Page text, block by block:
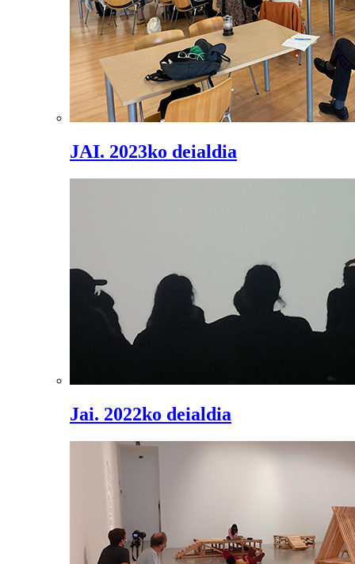
JAI. 2023ko deialdia
Jai. 2022ko deialdia